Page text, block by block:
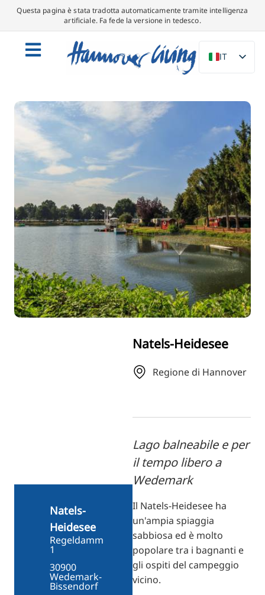
Questa pagina è stata tradotta automaticamente tramite intelligenza
artificiale. Fa fede la versione in tedesco.
IT
DE
ES
DA
SV
FR
PT
TR
RU
FI
ZH
JA
UK
Natels-Heidesee
Regione di Hannover
Lago balneabile e per
il tempo libero a
Wedemark
Il Natels-Heidesee ha
un'ampia spiaggia
sabbiosa ed è molto
popolare tra i bagnanti e
gli ospiti del campeggio
vicino.
Natels-
Heidesee
Regeldamm
1
30900
Wedemark-
Bissendorf